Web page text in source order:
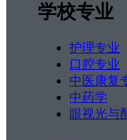
学校专业
护理专业
口腔专业
中医康复
中药学
眼视光与